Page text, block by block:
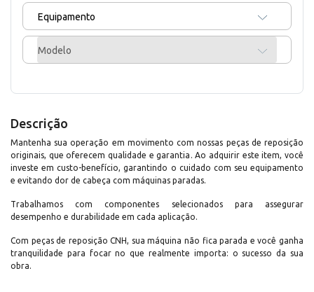
Equipamento
Modelo
Descrição
Mantenha sua operação em movimento com nossas peças de reposição
originais, que oferecem qualidade e garantia. Ao adquirir este item, você
investe em custo-benefício, garantindo o cuidado com seu equipamento
e evitando dor de cabeça com máquinas paradas.
Trabalhamos com componentes selecionados para assegurar
desempenho e durabilidade em cada aplicação.
Com peças de reposição CNH, sua máquina não fica parada e você ganha
tranquilidade para focar no que realmente importa: o sucesso da sua
obra.